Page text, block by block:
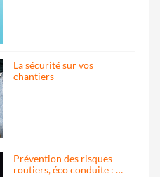
La sécurité sur vos
chantiers
Prévention des risques
routiers, éco conduite : …